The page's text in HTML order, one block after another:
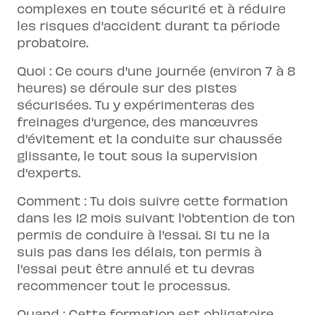
complexes en toute sécurité et à réduire
les risques d'accident durant ta période
probatoire.
Quoi : Ce cours d'une journée (environ 7 à 8
heures) se déroule sur des pistes
sécurisées. Tu y expérimenteras des
freinages d'urgence, des manœuvres
d'évitement et la conduite sur chaussée
glissante, le tout sous la supervision
d'experts.
Comment : Tu dois suivre cette formation
dans les 12 mois suivant l'obtention de ton
permis de conduire à l'essai. Si tu ne la
suis pas dans les délais, ton permis à
l'essai peut être annulé et tu devras
recommencer tout le processus.